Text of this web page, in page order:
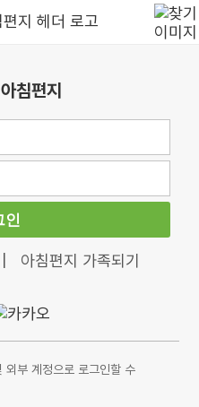
침편지
인
아침편지 가족되기
외부 계정으로 로그인할 수